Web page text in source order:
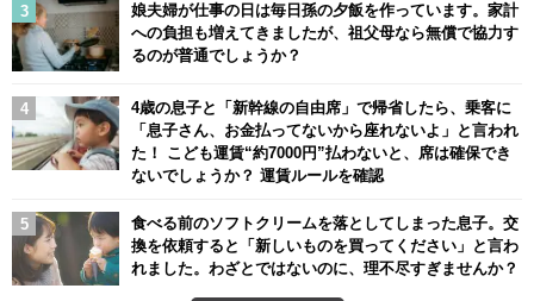
娘夫婦が仕事の日は毎日孫の夕飯を作っています。家計
への負担も増えてきましたが、祖父母なら無償で協力す
るのが普通でしょうか？
4歳の息子と「新幹線の自由席」で帰省したら、乗客に
「息子さん、お金払ってないから座れないよ」と言われ
た！ こども運賃“約7000円”払わないと、席は確保でき
ないでしょうか？ 運賃ルールを確認
食べる前のソフトクリームを落としてしまった息子。交
換を依頼すると「新しいものを買ってください」と言わ
れました。わざとではないのに、理不尽すぎませんか？